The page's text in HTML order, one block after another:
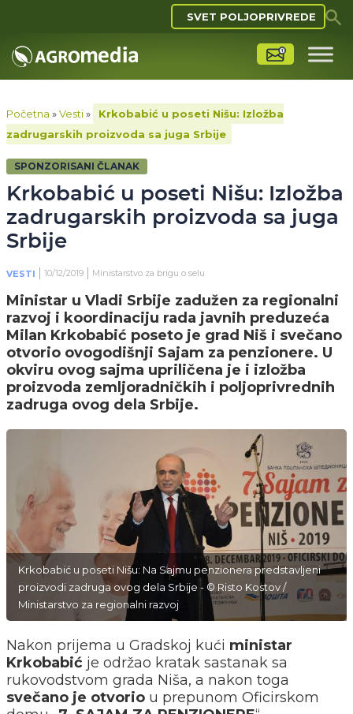
SVET POLJOPRIVREDE
Početna »Vesti»
Krkobabić u poseti Nišu: Izložba
zadrugarskih proizvoda sa juga Srbije
SPONZORISANI ČLANAK
Krkobabić u poseti Nišu: Izložba
zadrugarskih proizvoda sa juga
Srbije
VESTI 10/12/2019 Ministarstvo za brigu o selu
Ministar u Vladi Srbije zadužen za regionalni
razvoj i koordinaciju rada javnih preduzeća
Milan Krkobabić poseto je grad Niš i svečano
otvorio ovogodišnji Sajam za penzionere. U
okviru ovog sajma upriličena je i izložba
proizvoda zemljoradničkih i poljoprivrednih
zadruga ovog dela Srbije.
Krkobabić u poseti Nišu: Na Sajmu penzionera predstavljeni
proizvodi zadruga ovog dela Srbije - © Risto Kostov /
Ministarstvo za regionalni razvoj
Nakon prijema u Gradskoj kući ministar
Krkobabić je održao kratak sastanak sa
rukovodstvom grada Niša, a nakon toga
svečano je otvorio u prepunom Oficirskom